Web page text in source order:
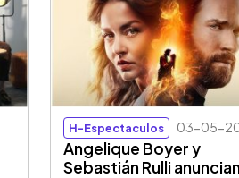
H-Espectaculos 03-05-
Angelique Boyer y
Sebastián Rulli